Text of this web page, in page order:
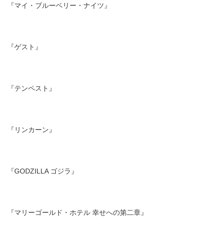
『マイ・ブルーベリー・ナイツ』
『ゲスト』
『テンペスト』
『リンカーン』
『GODZILLA ゴジラ』
『マリーゴールド・ホテル 幸せへの第二章』